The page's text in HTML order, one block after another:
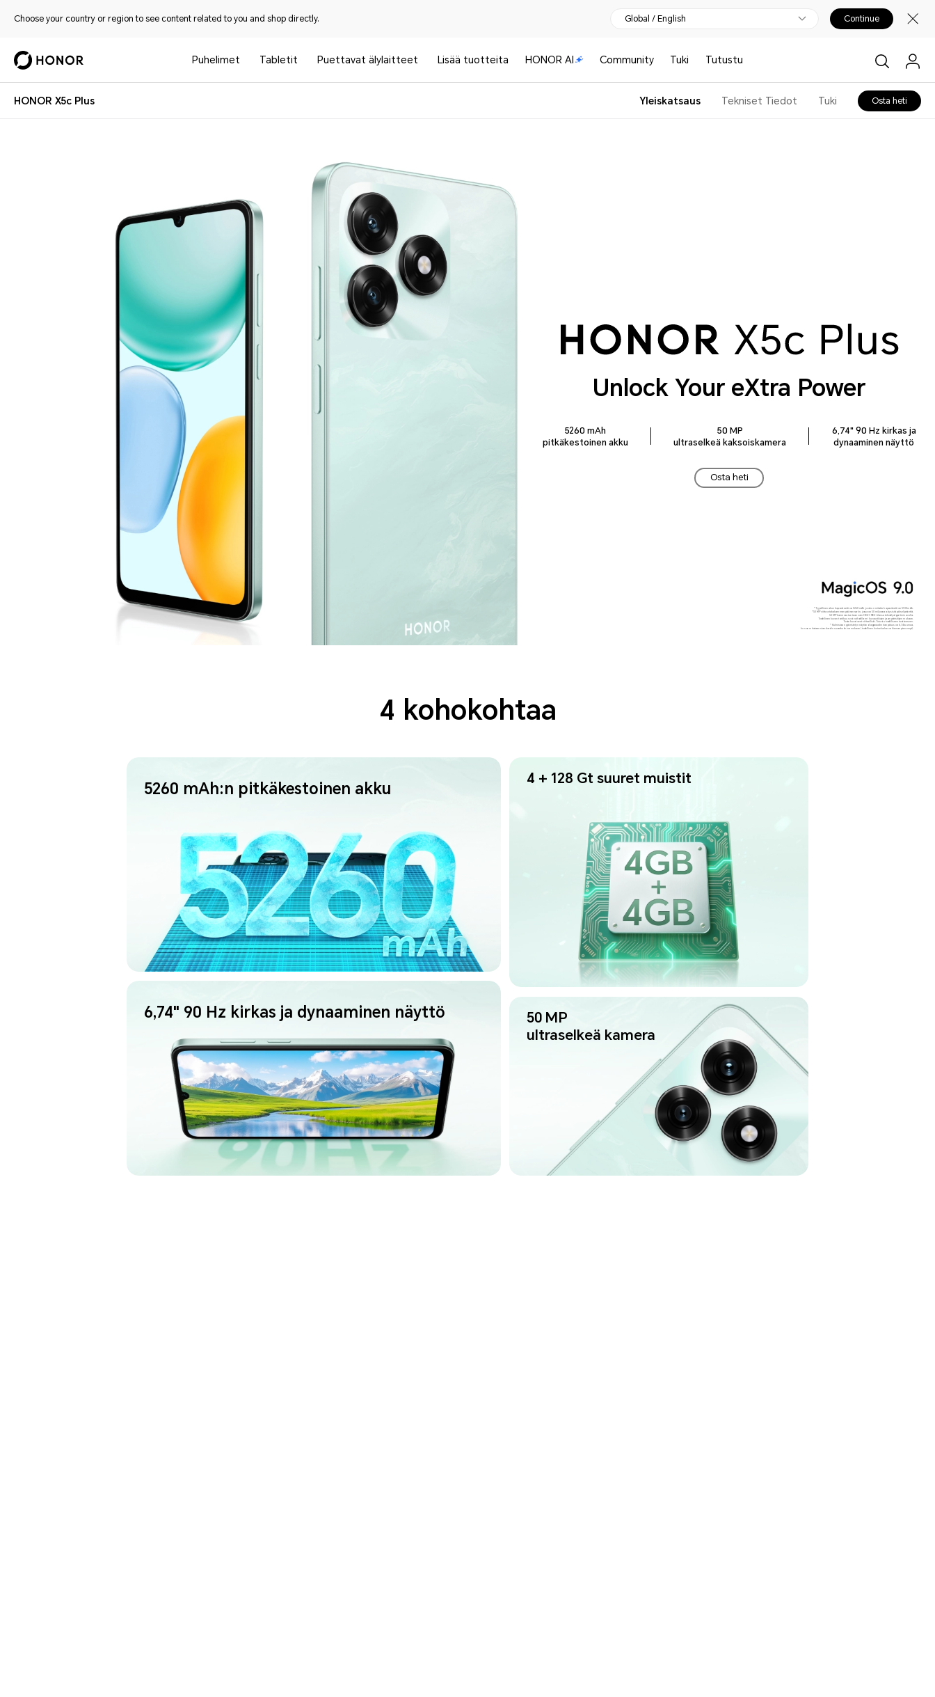
Choose your country or region to see content related to you and shop directly. Global / English Continue
Puhelimet Tabletit Puettavat älylaitteet Lisää tuotteita HONOR AI Community Tuki Tutustu
HONOR X5c Plus Yleiskatsaus Tekniset Tiedot Tuki Osta heti
Unlock Your eXtra Power
5260 mAh
pitkäkestoinen akku
50 MP
ultraselkeä kaksoiskamera
6,74" 90 Hz kirkas ja
dynaaminen näyttö
Osta heti
* Tyypillinen akun kapasiteetti on 5260 mAh, ja akun mitattu kapasiteetti on 5100 mAh.
* 50 MP viittaa takakameran pääsensoriin, jossa on 50 miljoonaa fyysistä pikselipistettä.
50 MP kameraa tuetaan vain HIGH-RES-tilassa tekoälyalgoritmin avulla.
Todellinen kuvan tarkkuus voi vaihdella eri kuvaustilojen ja ympäristöjen mukaan.
Tuotekuvat ovat viitteellisiä. Tutustu todelliseen tuotteeseen.
* Kulmistaan pyöristetyn näytön diagonaalimitan pituus on 6,74 tuumaa,
kun se mitataan standardin suorakulmion mukaan (todellinen katselualue on hieman pienempi).
4 kohokohtaa
5260 mAh:n pitkäkestoinen akku
6,74" 90 Hz kirkas ja dynaaminen näyttö
4 + 128 Gtsuuret muistit
50 MP
ultraselkeä kamera